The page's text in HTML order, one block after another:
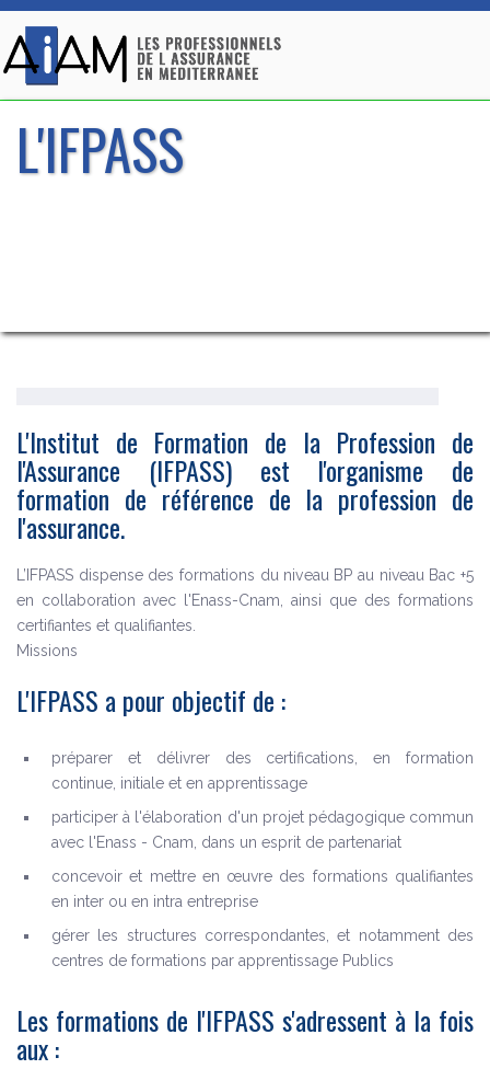
L'IFPASS
L'Institut de Formation de la Profession de
l'Assurance (IFPASS) est l'organisme de
formation de référence de la profession de
l'assurance.
L’IFPASS dispense des formations du niveau BP au niveau Bac +5
en collaboration avec l'Enass-Cnam, ainsi que des formations
certifiantes et qualifiantes.
Missions
L'IFPASS a pour objectif de :
préparer et délivrer des certifications, en formation
continue, initiale et en apprentissage
participer à l'élaboration d'un projet pédagogique commun
avec l'Enass - Cnam, dans un esprit de partenariat
concevoir et mettre en œuvre des formations qualifiantes
en inter ou en intra entreprise
gérer les structures correspondantes, et notamment des
centres de formations par apprentissage Publics
Les formations de l'IFPASS s'adressent à la fois
aux :